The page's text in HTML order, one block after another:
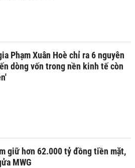
Phạm Xuân Hoè chỉ ra 6 nguyên
dòng vốn trong nền kinh tế còn
giữ hơn 62.000 tỷ đồng tiền mặt,
MWG